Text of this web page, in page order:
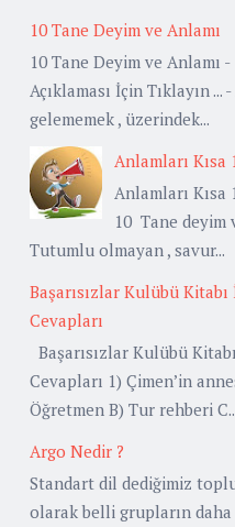
10 Tane Deyim ve Anlamı
10 Tane Deyim ve Anlamı
Açıklaması İçin Tıklayın
gelememek , üzerindek...
Anlamları Kısa
Anlamları Kısa
10 Tane deyim
Tutumlu olmayan , savur...
Başarısızlar Kulübü
Cevapları
Başarısızlar Kulübü
Cevapları 1) Çimen’in
Öğretmen B) Tur rehberi
Argo Nedir ?
Standart dil dediğimiz
olarak belli grupların